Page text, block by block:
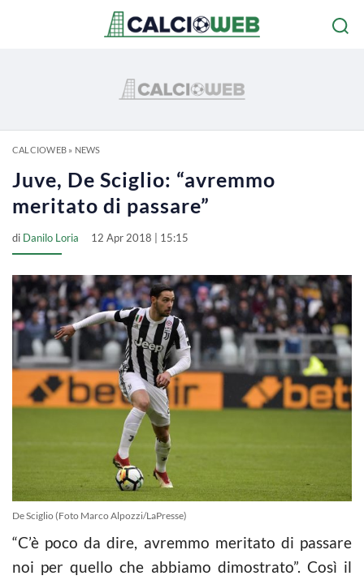
CALCIOWEB» NEWS
Juve, De Sciglio: “avremmo
meritato di passare”
di Danilo Loria 12 Apr 2018 | 15:15
De Sciglio (Foto Marco Alpozzi/LaPresse)
“C’è poco da dire, avremmo meritato di passare
noi per quello che abbiamo dimostrato”. Così il